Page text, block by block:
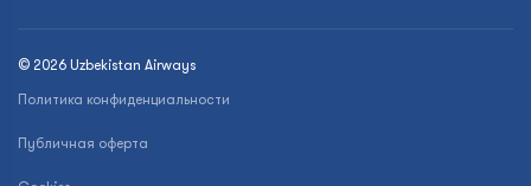
© 2026 Uzbekistan Airways
Политика конфиденциальности
Публичная оферта